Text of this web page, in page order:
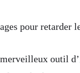
pour retarder
outil